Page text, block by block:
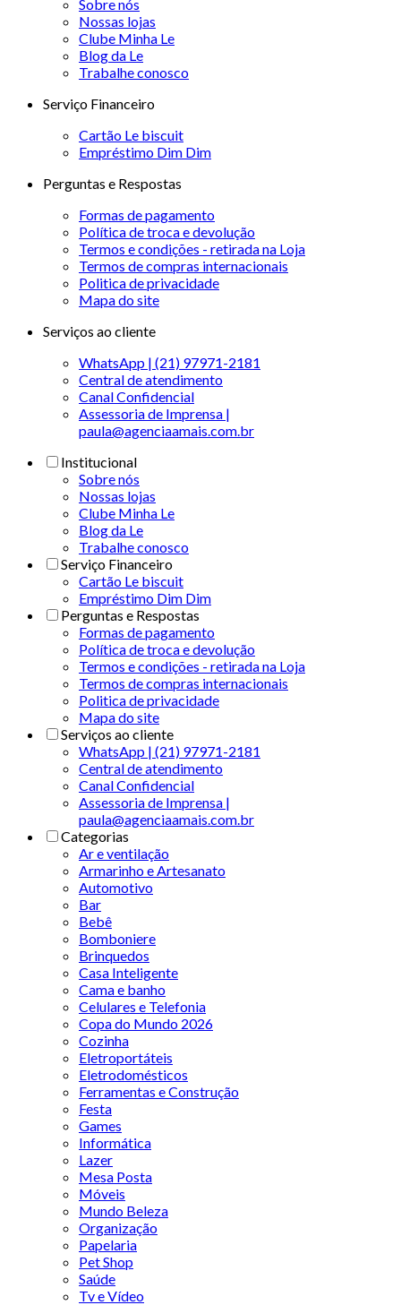
Sobre nós
Nossas lojas
Clube Minha Le
Blog da Le
Trabalhe conosco
Serviço Financeiro
Cartão Le biscuit
Empréstimo Dim Dim
Perguntas e Respostas
Formas de pagamento
Política de troca e devolução
Termos e condições - retirada na Loja
Termos de compras internacionais
Politica de privacidade
Mapa do site
Serviços ao cliente
WhatsApp | (21) 97971-2181
Central de atendimento
Canal Confidencial
Assessoria de Imprensa |
paula@agenciaamais.com.br
Institucional
Sobre nós
Nossas lojas
Clube Minha Le
Blog da Le
Trabalhe conosco
Serviço Financeiro
Cartão Le biscuit
Empréstimo Dim Dim
Perguntas e Respostas
Formas de pagamento
Política de troca e devolução
Termos e condições - retirada na Loja
Termos de compras internacionais
Politica de privacidade
Mapa do site
Serviços ao cliente
WhatsApp | (21) 97971-2181
Central de atendimento
Canal Confidencial
Assessoria de Imprensa |
paula@agenciaamais.com.br
Categorias
Ar e ventilação
Armarinho e Artesanato
Automotivo
Bar
Bebê
Bomboniere
Brinquedos
Casa Inteligente
Cama e banho
Celulares e Telefonia
Copa do Mundo 2026
Cozinha
Eletroportáteis
Eletrodomésticos
Ferramentas e Construção
Festa
Games
Informática
Lazer
Mesa Posta
Móveis
Mundo Beleza
Organização
Papelaria
Pet Shop
Saúde
Tv e Vídeo